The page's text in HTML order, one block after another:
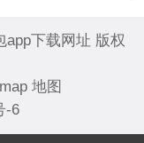
app下载网址 版权
地图
-6